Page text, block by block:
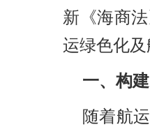
新《海商
运绿色化及
一、构
随着航